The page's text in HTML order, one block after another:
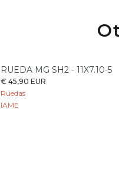
RUEDA MG SH2 - 11X7.10-5
€ 45,90 EUR
Ruedas
IAME